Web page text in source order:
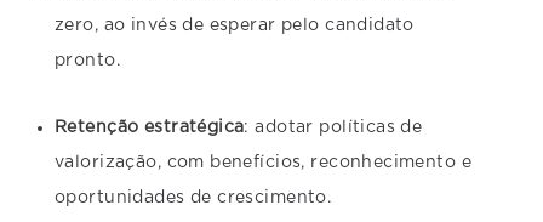
zero, ao invés de esperar pelo candidato
pronto.
Retenção estratégica: adotar políticas de
valorização, com benefícios, reconhecimento e
oportunidades de crescimento.